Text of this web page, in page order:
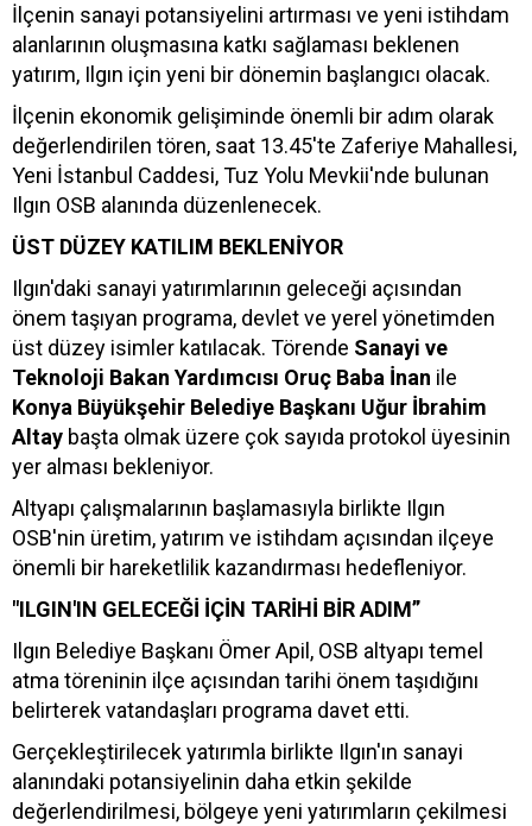
İlçenin sanayi potansiyelini artırması ve yeni istihdam
alanlarının oluşmasına katkı sağlaması beklenen
yatırım, Ilgın için yeni bir dönemin başlangıcı olacak.
İlçenin ekonomik gelişiminde önemli bir adım olarak
değerlendirilen tören, saat 13.45'te Zaferiye Mahallesi,
Yeni İstanbul Caddesi, Tuz Yolu Mevkii'nde bulunan
Ilgın OSB alanında düzenlenecek.
ÜST DÜZEY KATILIM BEKLENİYOR
Ilgın'daki sanayi yatırımlarının geleceği açısından
önem taşıyan programa, devlet ve yerel yönetimden
üst düzey isimler katılacak. Törende Sanayi ve
Teknoloji Bakan Yardımcısı Oruç Baba İnan ile
Konya Büyükşehir Belediye Başkanı Uğur İbrahim
Altay başta olmak üzere çok sayıda protokol üyesinin
yer alması bekleniyor.
Altyapı çalışmalarının başlamasıyla birlikte Ilgın
OSB'nin üretim, yatırım ve istihdam açısından ilçeye
önemli bir hareketlilik kazandırması hedefleniyor.
"ILGIN'IN GELECEĞİ İÇİN TARİHİ BİR ADIM”
Ilgın Belediye Başkanı Ömer Apil, OSB altyapı temel
atma töreninin ilçe açısından tarihi önem taşıdığını
belirterek vatandaşları programa davet etti.
Gerçekleştirilecek yatırımla birlikte Ilgın'ın sanayi
alanındaki potansiyelinin daha etkin şekilde
değerlendirilmesi, bölgeye yeni yatırımların çekilmesi